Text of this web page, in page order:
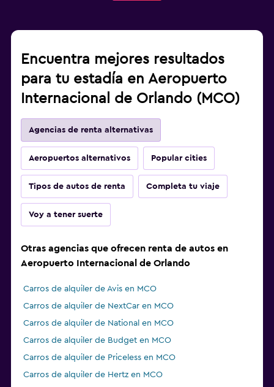
Encuentra mejores resultados
para tu estadía en Aeropuerto
Internacional de Orlando (MCO)
Agencias de renta alternativas
Aeropuertos alternativos Popular cities
Tipos de autos de renta Completa tu viaje
Voy a tener suerte
Otras agencias que ofrecen renta de autos en
Aeropuerto Internacional de Orlando
Carros de alquiler de Avis en MCO
Carros de alquiler de NextCar en MCO
Carros de alquiler de National en MCO
Carros de alquiler de Budget en MCO
Carros de alquiler de Priceless en MCO
Carros de alquiler de Hertz en MCO